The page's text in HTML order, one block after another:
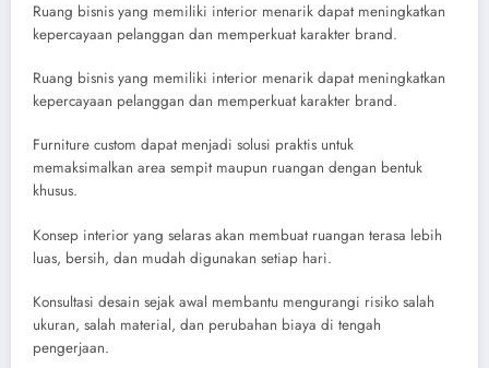
Ruang bisnis yang memiliki interior menarik dapat meningkatkan
kepercayaan pelanggan dan memperkuat karakter brand.
Ruang bisnis yang memiliki interior menarik dapat meningkatkan
kepercayaan pelanggan dan memperkuat karakter brand.
Furniture custom dapat menjadi solusi praktis untuk
memaksimalkan area sempit maupun ruangan dengan bentuk
khusus.
Konsep interior yang selaras akan membuat ruangan terasa lebih
luas, bersih, dan mudah digunakan setiap hari.
Konsultasi desain sejak awal membantu mengurangi risiko salah
ukuran, salah material, dan perubahan biaya di tengah
pengerjaan.